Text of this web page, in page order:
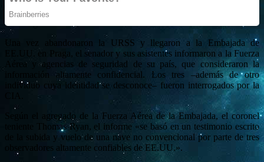
Una vez abandonaron la URSS y llegaron a la Embajada de
EE.UU. en Praga, el senador y sus asistentes informaron a la Fuerza
Aérea y agencias de seguridad de su país, que consideraron la
información altamente confidencial. Los tres –además de otro
individuo cuya identidad se desconoce– fueron interrogados por la
Según el agregado de la Fuerza Aérea de la Embajada, el coronel
teniente Thomas Ryan, el informe «se basó en un testimonio escrito
de la subida y vuelo de una nave no convencional por parte de tres
observadores altamente confiables de EE.UU.».